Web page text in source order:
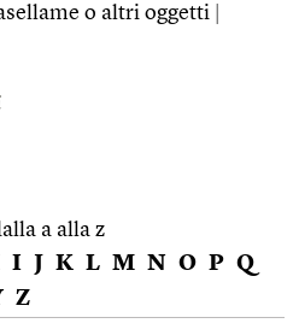
o altri oggetti
a alla z
I J K L M N O P Q
Z